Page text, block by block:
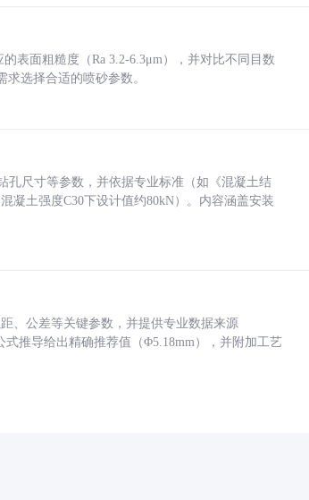
表面粗糙度（Ra 3.2-6.3μm），并对比不同目数
选择合适的喷砂参数。
孔尺寸等参数，并依据专业标准（如《混凝土结
凝土强度C30下设计值约80kN）。内容涵盖安装
、公差等关键参数，并提供专业数据来源
式推导给出精确推荐值（Φ5.18mm），并附加工艺